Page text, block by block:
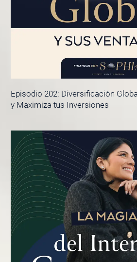
Episodio 202: Diversificación
y Maximiza tus Inversiones